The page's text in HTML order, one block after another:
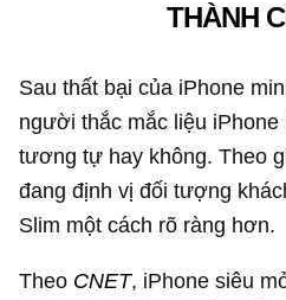
THÀNH
Sau thất bại của iPhone
người thắc mắc liệu
tương tự hay không. Theo
đang định vị đối tượng
Slim một cách rõ ràng hơn.
Theo CNET, iPhone siêu